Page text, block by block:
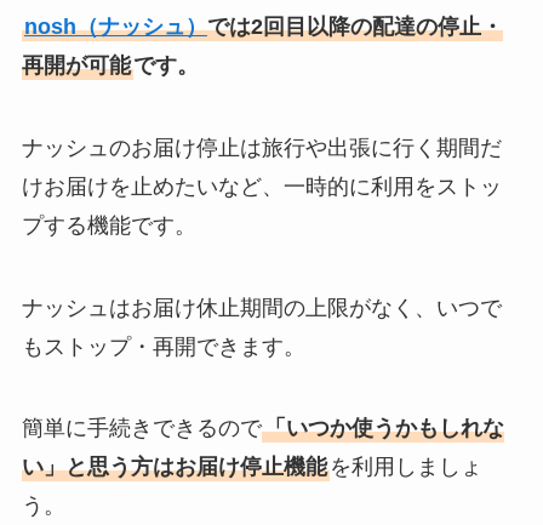
nosh（ナッシュ）では2回目以降の配達の停止・
再開が可能です。
ナッシュのお届け停止は旅行や出張に行く期間だ
けお届けを止めたいなど、一時的に利用をストッ
プする機能です。
ナッシュはお届け休止期間の上限がなく、いつで
もストップ・再開できます。
簡単に手続きできるので「いつか使うかもしれな
い」と思う方はお届け停止機能を利用しましょ
う。